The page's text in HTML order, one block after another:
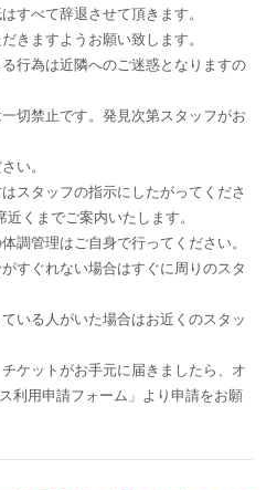
すべて辞退させて頂きます。
きますようお願い致します。
行為は近隣へのご迷惑となりますの
切禁止です。発見次第スタッフがお
い。
スタッフの指示にしたがってくださ
くまでご案内いたします。
調管理はご自身で行ってください。
すぐれない場合はすぐに周りのスタ
いる人がいた場合はお近くのスタッ
ケットがお手元に届きましたら、オ
利用申請フォーム」より申請をお願